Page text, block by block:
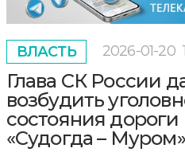
ВЛАСТЬ 2026-01-20
Глава СК России
возбудить
состояния дороги
«Судогда – Муром»